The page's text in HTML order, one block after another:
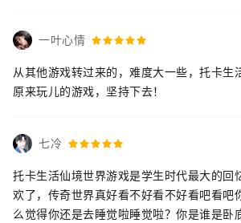
一叶心情
从其他游戏转过来的，难度大一些，托卡生
原来玩儿的游戏，坚持下去！
七冷
托卡生活仙境世界游戏是学生时代最大的回
欢了，传奇世界真好看不好看不好看吧看吧
么觉得你还是去睡觉啦睡觉啦？你是谁是卧